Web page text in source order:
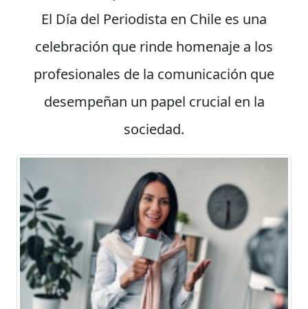
El Día del Periodista en Chile es una
celebración que rinde homenaje a los
profesionales de la comunicación que
desempeñan un papel crucial en la
sociedad.